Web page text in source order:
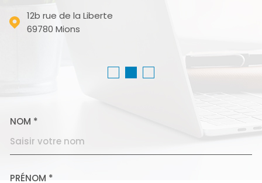
12b rue de la Liberte
69780
Mions
NOM *
PRÉNOM *